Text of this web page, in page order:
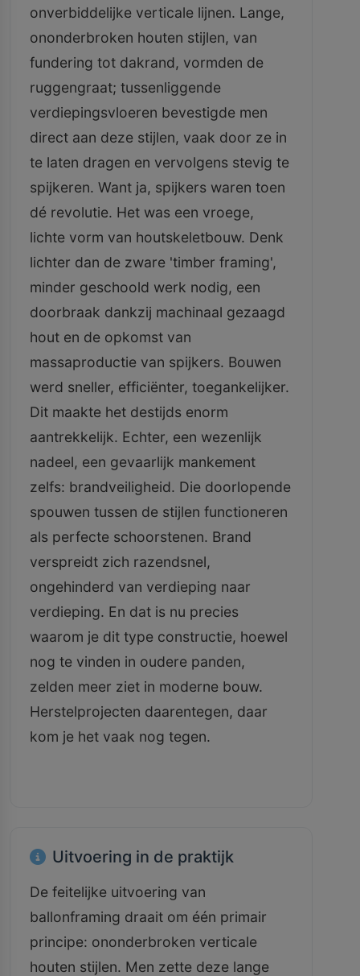
onverbiddelijke verticale lijnen. Lange,
ononderbroken houten stijlen, van
fundering tot dakrand, vormden de
ruggengraat; tussenliggende
verdiepingsvloeren bevestigde men
direct aan deze stijlen, vaak door ze in
te laten dragen en vervolgens stevig te
spijkeren. Want ja, spijkers waren toen
dé revolutie. Het was een vroege,
lichte vorm van houtskeletbouw. Denk
lichter dan de zware 'timber framing',
minder geschoold werk nodig, een
doorbraak dankzij machinaal gezaagd
hout en de opkomst van
massaproductie van spijkers. Bouwen
werd sneller, efficiënter, toegankelijker.
Dit maakte het destijds enorm
aantrekkelijk. Echter, een wezenlijk
nadeel, een gevaarlijk mankement
zelfs: brandveiligheid. Die doorlopende
spouwen tussen de stijlen functioneren
als perfecte schoorstenen. Brand
verspreidt zich razendsnel,
ongehinderd van verdieping naar
verdieping. En dat is nu precies
waarom je dit type constructie, hoewel
nog te vinden in oudere panden,
zelden meer ziet in moderne bouw.
Herstelprojecten daarentegen, daar
kom je het vaak nog tegen.
Uitvoering in de praktijk
De feitelijke uitvoering van
ballonframing draait om één primair
principe: ononderbroken verticale
houten stijlen. Men zette deze lange